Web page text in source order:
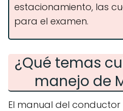
estacionamiento, las
para el examen.
¿Qué temas
manejo de
El manual del conductor